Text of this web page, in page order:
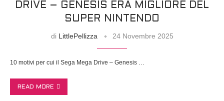
DRIVE – GENESIS ERA MIGLIORE DEL
SUPER NINTENDO
di LittlePellizza 24 Novembre 2025
10 motivi per cui il Sega Mega Drive – Genesis …
READ MORE